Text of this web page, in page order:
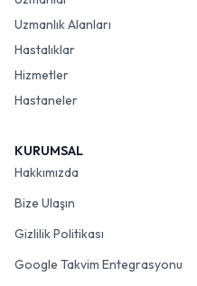
Uzmanlık Alanları
Hastalıklar
Hizmetler
Hastaneler
KURUMSAL
Hakkımızda
Bize Ulaşın
Gizlilik Politikası
Google Takvim Entegrasyonu